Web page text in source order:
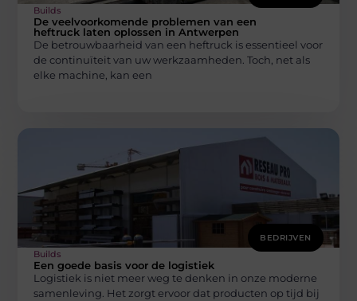
Builds
De veelvoorkomende problemen van een
heftruck laten oplossen in Antwerpen
De betrouwbaarheid van een heftruck is essentieel voor
de continuïteit van uw werkzaamheden. Toch, net als
elke machine, kan een
BEDRIJVEN
Builds
Een goede basis voor de logistiek
Logistiek is niet meer weg te denken in onze moderne
samenleving. Het zorgt ervoor dat producten op tijd bij